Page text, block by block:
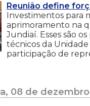
Reunião define
Investimentos para
aprimoramento na
Jundiaí. Esses são
técnicos da
participação de
08 de